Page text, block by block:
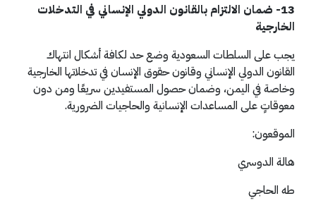
13- ضمان الالتزام بالقانون الدولي الإنساني في التدخلات
الخارجية
يجب على السلطات السعودية وضع حد لكافة أشكال انتهاك
القانون الدولي الإنساني وقانون حقوق الإنسان في تدخلاتها الخارجية
وخاصة في اليمن، وضمان حصول المستفيدين سريعًا ومن دون
معوقاتٍ على المساعدات الإنسانية والحاجيات الضرورية.
الموقعون:
هالة الدوسري
طه الحاجي